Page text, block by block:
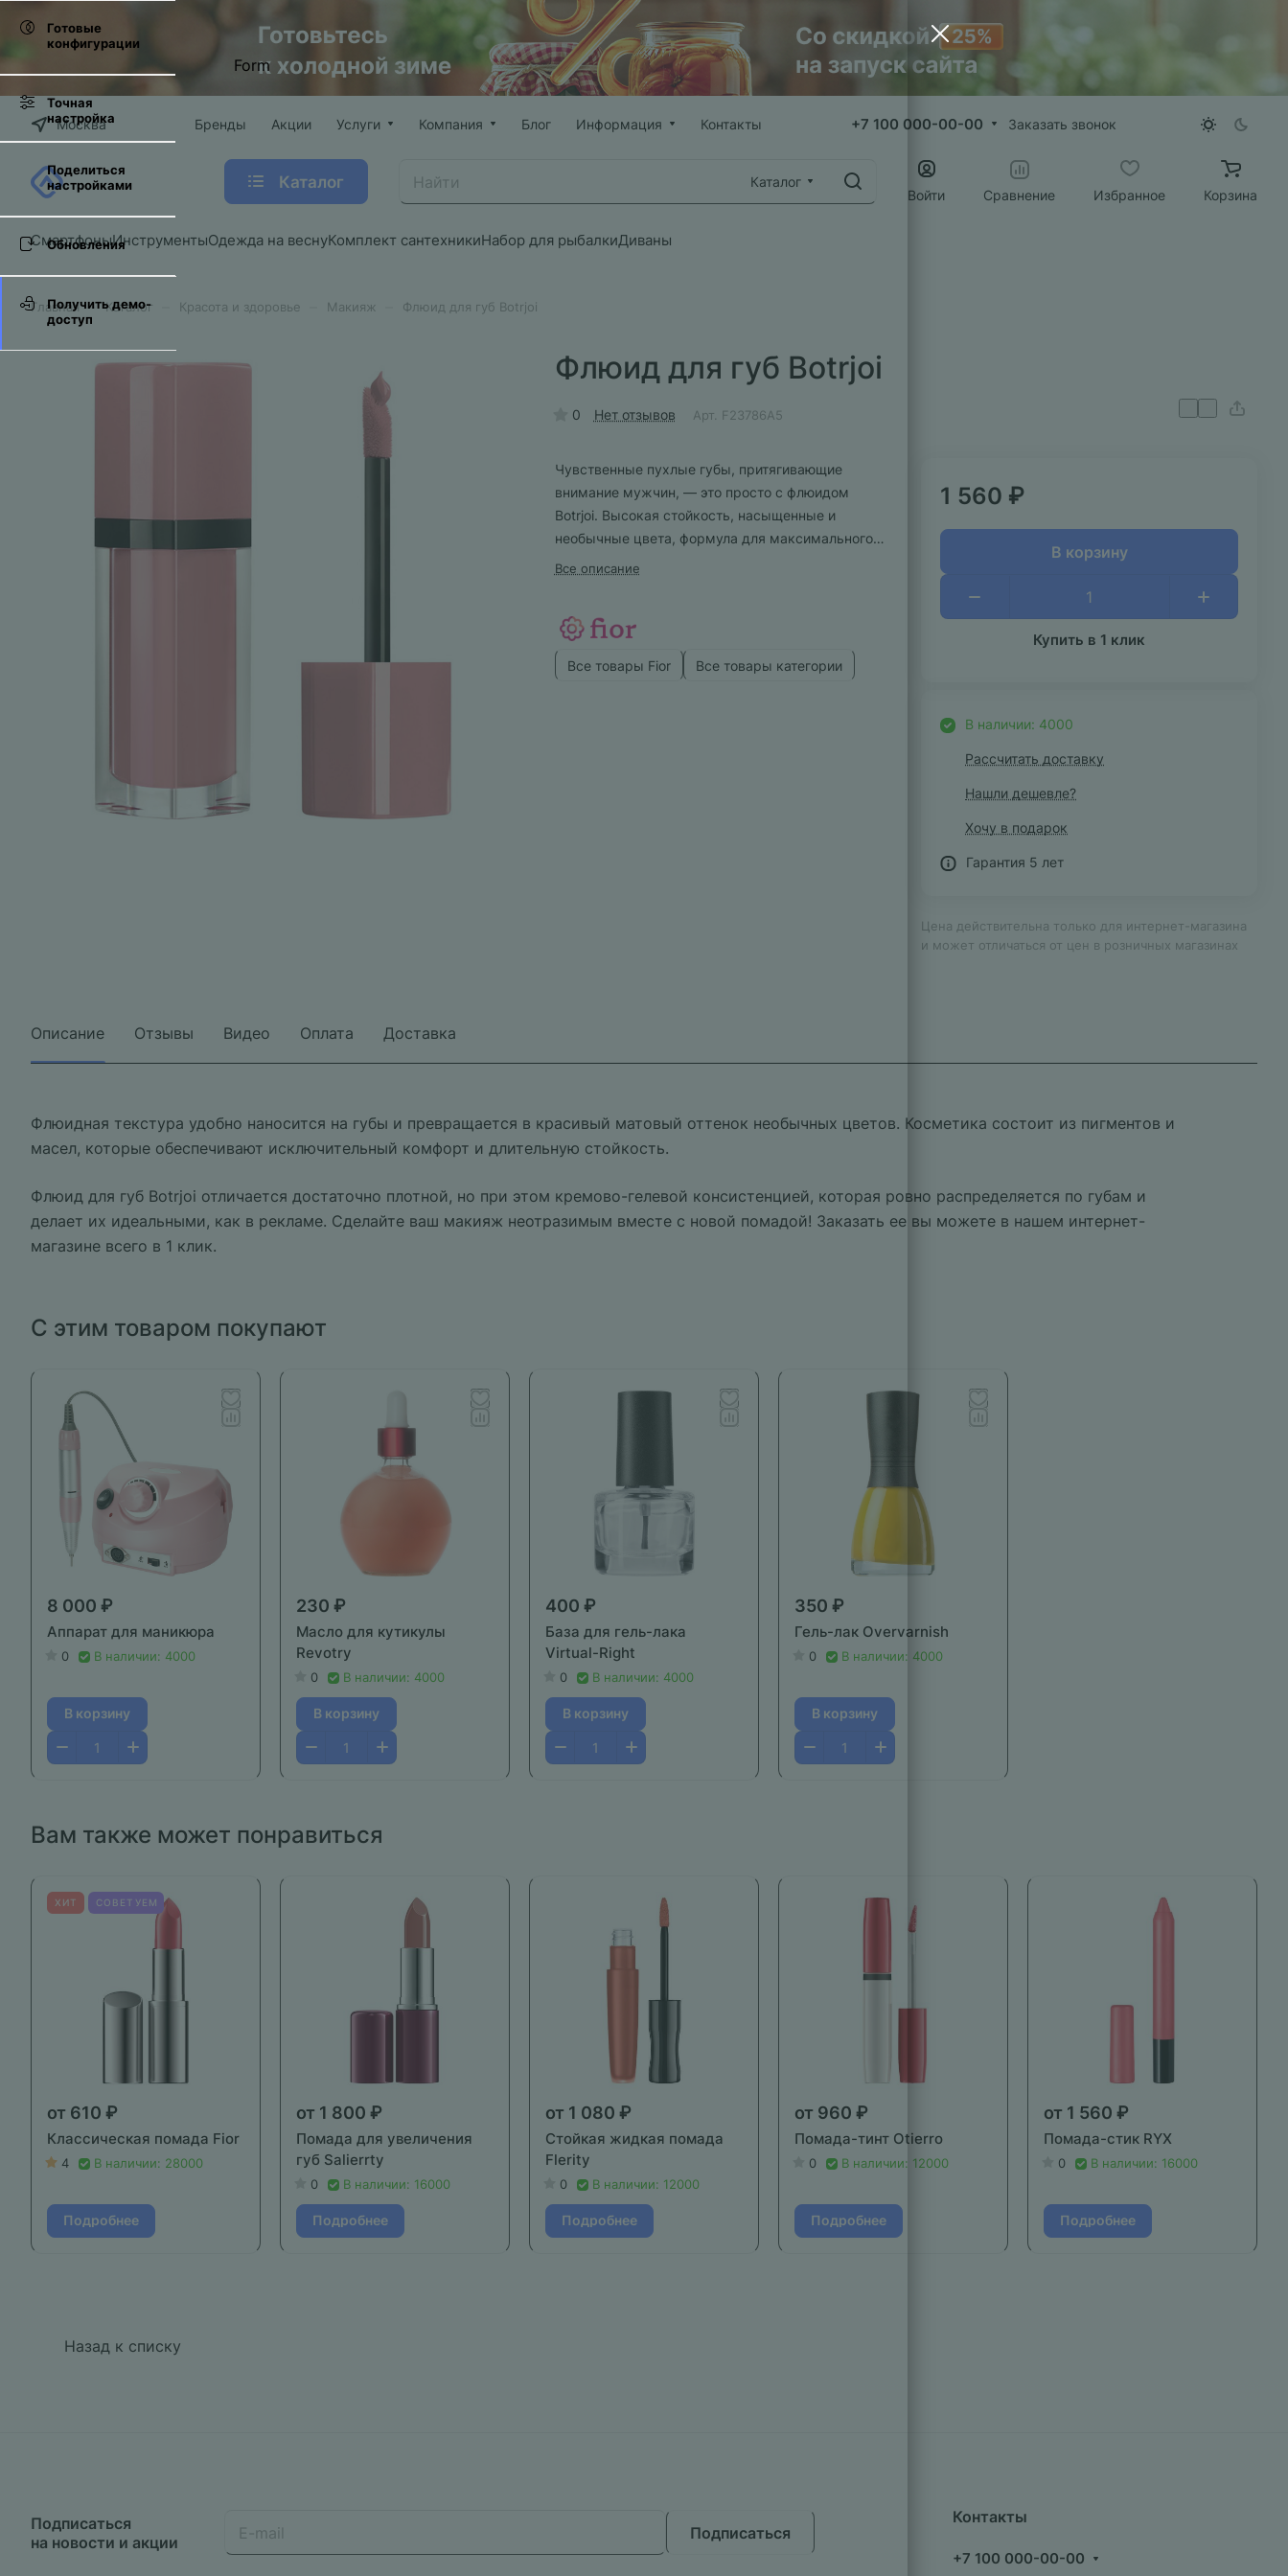
Москва Бренды Акции Услуги Компания Блог Информация Контакты +7 100 000-00-00 Заказать звонок
Каталог
Каталог
Войти
Сравнение Избранное Корзина
СмартфоныИнструментыОдежда на веснуКомплект сантехникиНабор для рыбалкиДиваны
Главная – Каталог Красота и здоровье Макияж Флюид для губ Botrjoi
Флюид для губ Botrjoi
0 Нет отзывов Арт. F23786A5
Чувственные пухлые губы, притягивающие
внимание мужчин, — это просто с флюидом
Botrjoi. Высокая стойкость, насыщенные и
необычные цвета, формула для максимального
увлажнения. Будьте неотразимы!
Все описание
Все товары Fior Все товары категории
1 560 ₽
В корзину
Купить в 1 клик
В наличии: 4000
Рассчитать доставку
Нашли дешевле?
Хочу в подарок
Гарантия 5 лет
Цена действительна только для интернет-магазина
и может отличаться от цен в розничных магазинах
Описание Отзывы Видео Оплата Доставка
Флюидная текстура удобно наносится на губы и превращается в красивый матовый оттенок необычных цветов. Косметика состоит из пигментов и
масел, которые обеспечивают исключительный комфорт и длительную стойкость.
Флюид для губ Botrjoi отличается достаточно плотной, но при этом кремово-гелевой консистенцией, которая ровно распределяется по губам и
делает их идеальными, как в рекламе. Сделайте ваш макияж неотразимым вместе с новой помадой! Заказать ее вы можете в нашем интернет-
магазине всего в 1 клик.
С этим товаром покупают
8 000 ₽
Аппарат для маникюра
0 В наличии: 4000
В корзину
230 ₽
Масло для кутикулы
Revotry
0 В наличии: 4000
В корзину
400 ₽
База для гель-лака
Virtual-Right
0 В наличии: 4000
В корзину
350 ₽
Гель-лак Overvarnish
0 В наличии: 4000
В корзину
Вам также может понравиться
ХИТ СОВЕТУЕМ
от 610 ₽
Классическая помада Fior
4 В наличии: 28000
Подробнее
от 1 800 ₽
Помада для увеличения
губ Salierrty
0 В наличии: 16000
Подробнее
от 1 080 ₽
Стойкая жидкая помада
Flerity
0 В наличии: 12000
Подробнее
от 960 ₽
Помада-тинт Otierro
0 В наличии: 12000
Подробнее
от 1 560 ₽
Помада-стик RYX
0 В наличии: 16000
Подробнее
Назад к списку
Подписаться
на новости и акции
Подписаться
Контакты
+7 100 000-00-00
Готовые
конфигурации
Точная
настройка
Поделиться
настройками
Обновления
Получить демо-
доступ
Form